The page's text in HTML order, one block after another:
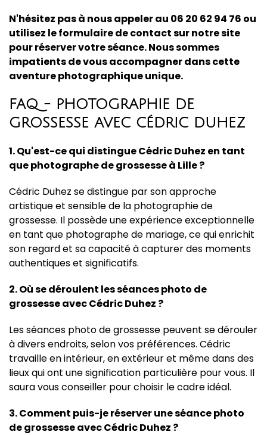
N'hésitez pas à nous appeler au 06 20 62 94 76 ou
utilisez le formulaire de contact sur notre site
pour réserver votre séance. Nous sommes
impatients de vous accompagner dans cette
aventure photographique unique.
FAQ - PHOTOGRAPHIE DE
GROSSESSE AVEC CÉDRIC DUHEZ
1. Qu'est-ce qui distingue Cédric Duhez en tant
que photographe de grossesse à Lille ?
Cédric Duhez se distingue par son approche
artistique et sensible de la photographie de
grossesse. Il possède une expérience exceptionnelle
en tant que photographe de mariage, ce qui enrichit
son regard et sa capacité à capturer des moments
authentiques et significatifs.
2. Où se déroulent les séances photo de
grossesse avec Cédric Duhez ?
Les séances photo de grossesse peuvent se dérouler
à divers endroits, selon vos préférences. Cédric
travaille en intérieur, en extérieur et même dans des
lieux qui ont une signification particulière pour vous. Il
saura vous conseiller pour choisir le cadre idéal.
3. Comment puis-je réserver une séance photo
de grossesse avec Cédric Duhez ?